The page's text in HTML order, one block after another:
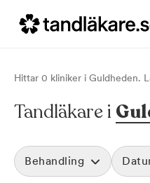
Hittar 0 kliniker i Guldheden.
Tandläkare i
Behandling